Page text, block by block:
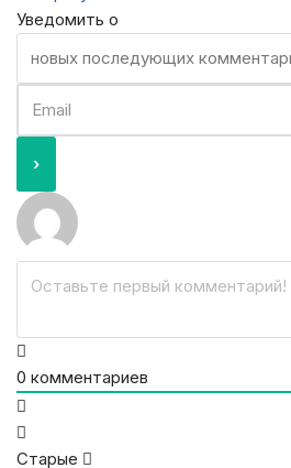
Уведомить о
0 комментариев
Старые